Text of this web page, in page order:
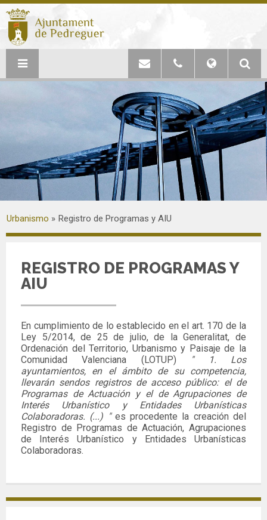
Urbanismo Registro de Programas y AIU
REGISTRO DE PROGRAMAS Y
AIU
En cumplimiento de lo establecido en el art. 170 de la
Ley 5/2014, de 25 de julio, de la Generalitat, de
Ordenación del Territorio, Urbanismo y Paisaje de la
Comunidad Valenciana (LOTUP)
"
1. Los
ayuntamientos, en el ámbito de su competencia,
llevarán sendos registros de acceso público: el de
Programas de Actuación y el de Agrupaciones de
Interés Urbanístico y Entidades Urbanísticas
Colaboradoras. (...) "es procedente la creación del
Registro de Programas de Actuación, Agrupaciones
de Interés Urbanístico y Entidades Urbanísticas
Colaboradoras.